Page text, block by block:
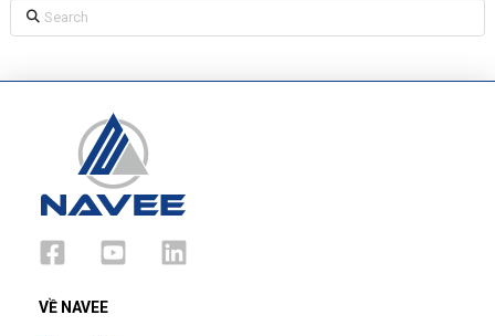
Search
VỀ NAVEE